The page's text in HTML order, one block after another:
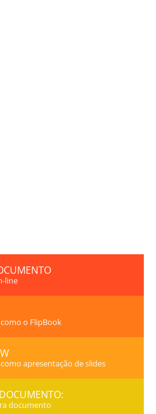
line
o FlipBook
apresentação de slides
documento